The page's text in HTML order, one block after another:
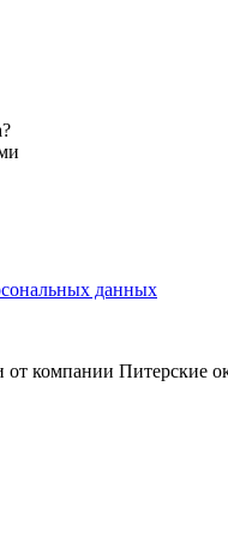
данных
от компании Питерские